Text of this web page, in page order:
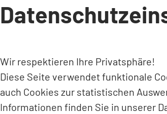
INHALT ANSPRINGEN
Wir respektieren Ihre Privatsphäre!
Diese Seite verwendet funktionale
auch Cookies zur statistischen
Informationen finden Sie in unserer